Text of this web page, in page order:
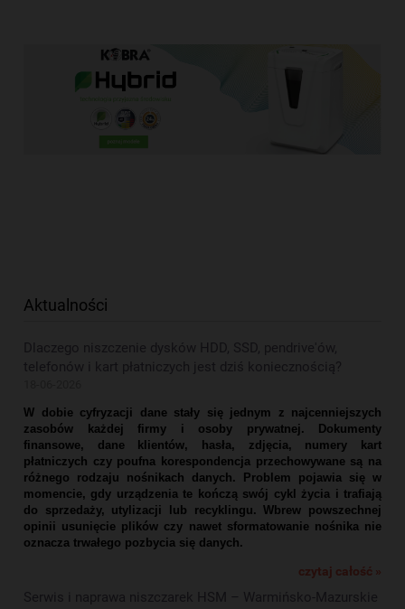
Aktualności
Dlaczego niszczenie dysków HDD, SSD, pendrive'ów,
telefonów i kart płatniczych jest dziś koniecznością?
W dobie cyfryzacji dane stały się jednym z najcenniejszych
zasobów każdej firmy i osoby prywatnej. Dokumenty
finansowe, dane klientów, hasła, zdjęcia, numery kart
płatniczych czy poufna korespondencja przechowywane są na
różnego rodzaju nośnikach danych. Problem pojawia się w
momencie, gdy urządzenia te kończą swój cykl życia i trafiają
do sprzedaży, utylizacji lub recyklingu. Wbrew powszechnej
opinii usunięcie plików czy nawet sformatowanie nośnika nie
oznacza trwałego pozbycia się danych.
czytaj całość »
Serwis i naprawa niszczarek HSM – Warmińsko-Mazurskie